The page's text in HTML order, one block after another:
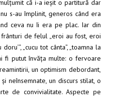
că i-a ieșit o partitură dar
s-au împlinit, generos când era
ceva nu îi era pe plac. Iar din
de felul „eroi au fost, eroi
„cucu tot cânta”, „toamna la
fi putut învăța multe: o fervoare
un optimism debordant,
neînsemnate, un discurs stilat, o
de convivialitate. Aspecte pe